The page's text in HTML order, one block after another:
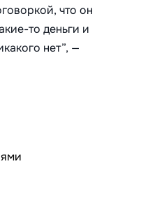
что он
то деньги и
нет”, —